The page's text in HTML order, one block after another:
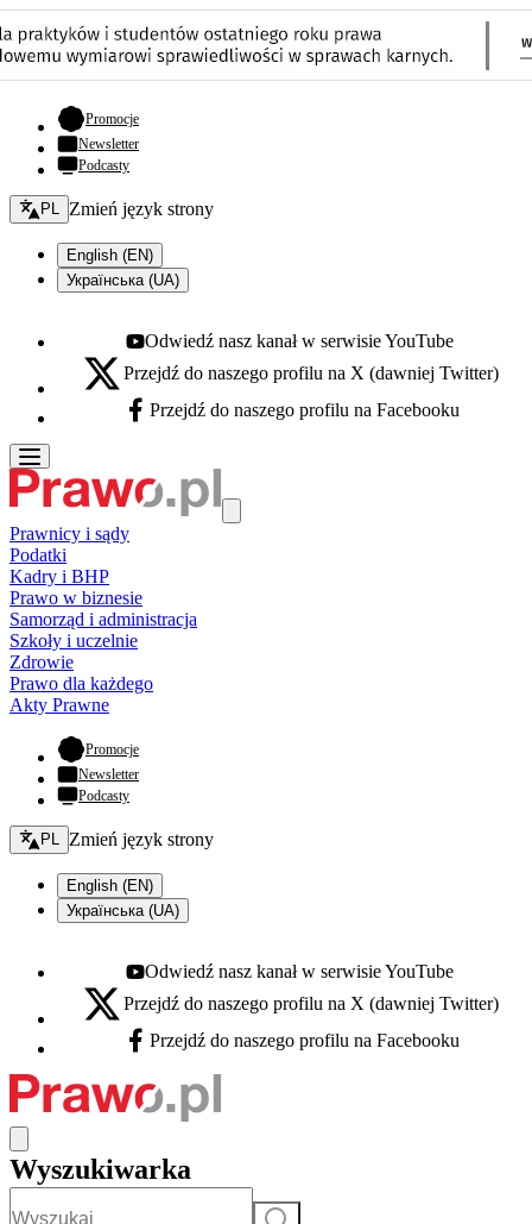
Promocje- otwiera się w nowej karcie
Newsletter
Podcasty
Zmień język - bieżący:
PL Zmień język strony
English (EN)
Українська (UA)
Youtube - otwiera się w nowej karcie
Odwiedź nasz kanał w serwisie YouTube
X - otwiera się w nowej karcie
Przejdź do naszego profilu na X (dawniej Twitter)
Facebook - otwiera się w nowej karcie
Przejdź do naszego profilu na Facebooku
Prawnicy i sądy
Podatki
Kadry i BHP
Prawo w biznesie
Samorząd i administracja
Szkoły i uczelnie
Zdrowie
Prawo dla każdego
Akty Prawne
Promocje- otwiera się w nowej karcie
Newsletter
Podcasty
Zmień język - bieżący:
PL Zmień język strony
English (EN)
Українська (UA)
Youtube - otwiera się w nowej karcie
Odwiedź nasz kanał w serwisie YouTube
X - otwiera się w nowej karcie
Przejdź do naszego profilu na X (dawniej Twitter)
Facebook - otwiera się w nowej karcie
Przejdź do naszego profilu na Facebooku
Wyszukiwarka
Szukaj